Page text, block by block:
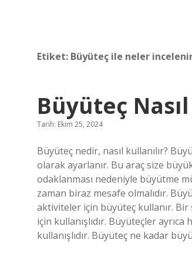
Etiket: Büyüteç ile neler
Büyüteç
Tarih: Ekim 25, 2024
Büyüteç nedir, nasıl kullanılır?
olarak ayarlanır. Bu araç size
odaklanması nedeniyle büyütme
zaman biraz mesafe olmalıdır.
aktiviteler için büyüteç kullanır.
için kullanışlıdır. Büyüteçler
kullanışlıdır. Büyüteç ne kadar